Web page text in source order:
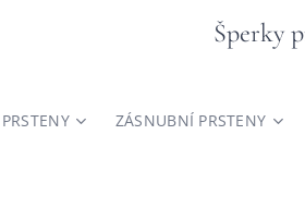
Šperky
ZÁSNUBNÍ PRSTENY